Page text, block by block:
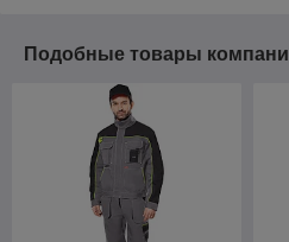
Подобные товары